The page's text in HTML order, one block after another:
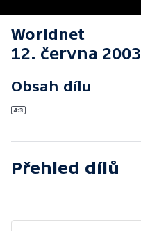
Worldnet
12. června 2003
Obsah dílu
Přehled dílů